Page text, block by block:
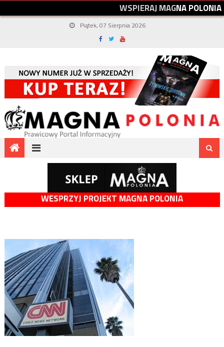
WSPIERAJMAGNAPOLONIA
Piątek, 07 Sierpnia 2026
WESPRZYJ PROJEKT MAGNA POLONIA